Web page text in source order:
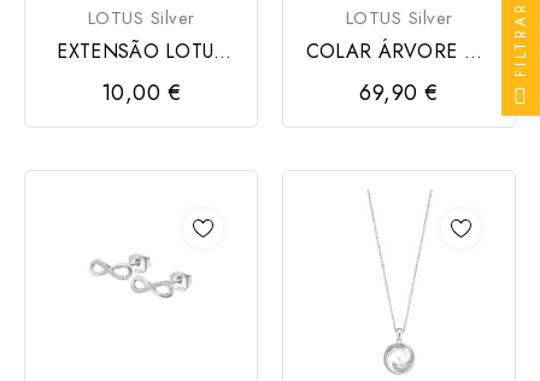
LOTUS Silver
EXTENSÃO LOTUS
SILVER
10,00 €
LOTUS Silver
COLAR ÁRVORE DA
VIDA LOTUS SILVER
PRATA
69,90 €
FILTRAR